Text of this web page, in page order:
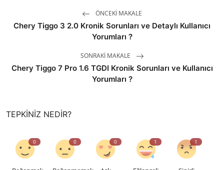
ÖNCEKI MAKALE
Chery Tiggo 3 2.0 Kronik Sorunları ve Detaylı Kullanıcı
Yorumları ?
SONRAKI MAKALE
Chery Tiggo 7 Pro 1.6 TGDI Kronik Sorunları ve Kullanıcı
Yorumları ?
TEPKINIZ NEDIR?
0 0 0 1 1